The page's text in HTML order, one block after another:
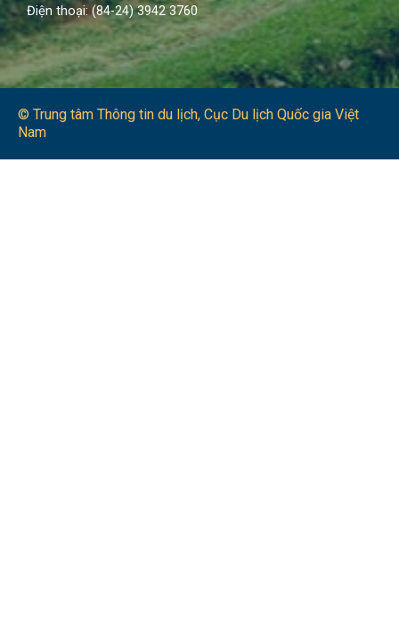
Điện thoại: (84-24) 3942 3760
© Trung tâm Thông tin du lịch​, Cục Du lịch Quốc gia Việt
Nam